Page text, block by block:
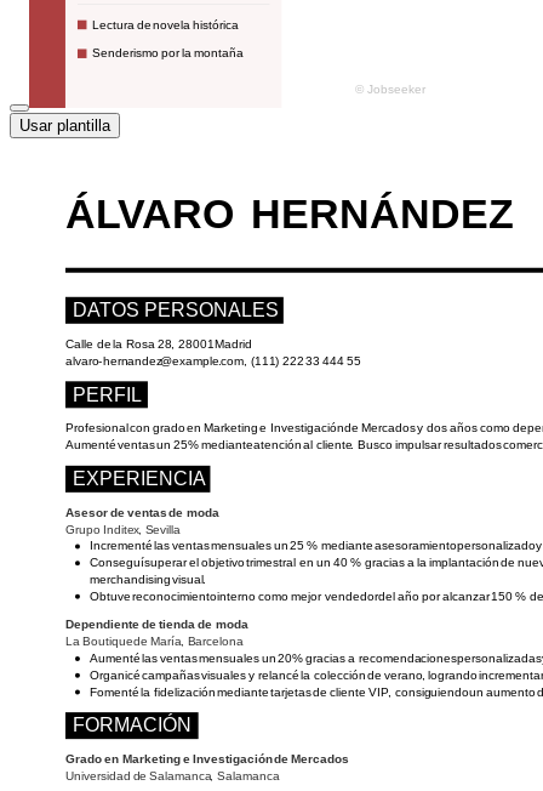
Usar plantilla